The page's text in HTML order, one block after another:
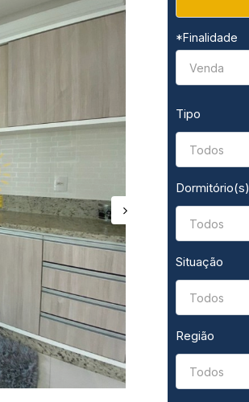
*Finalidade
Tipo
Dormitório(s)
Situação
Região